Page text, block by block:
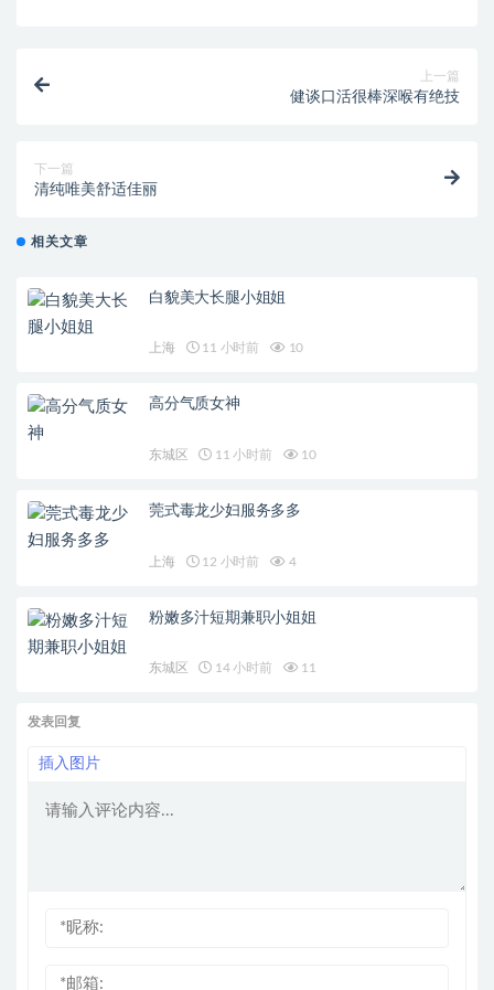
上一篇
健谈口活很棒深喉有绝技
下一篇
清纯唯美舒适佳丽
相关文章
白貌美大长腿小姐姐
上海 11 小时前 10
高分气质女神
东城区 11 小时前 10
莞式毒龙少妇服务多多
上海 12 小时前 4
粉嫩多汁短期兼职小姐姐
东城区 14 小时前 11
发表回复
插入图片